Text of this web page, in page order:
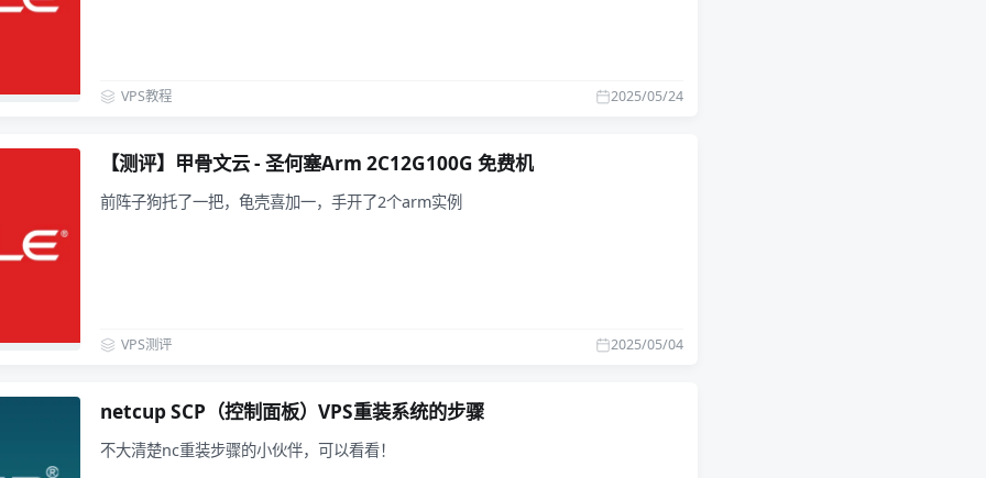
2025/05/24
VPS教程
【测评】甲骨文云 - 圣何塞Arm 2C12G100G 免费机
前阵子狗托了一把，龟壳喜加一，手开了2个arm实例
2025/05/04
VPS测评
netcup SCP（控制面板）VPS重装系统的步骤
不大清楚nc重装步骤的小伙伴，可以看看！